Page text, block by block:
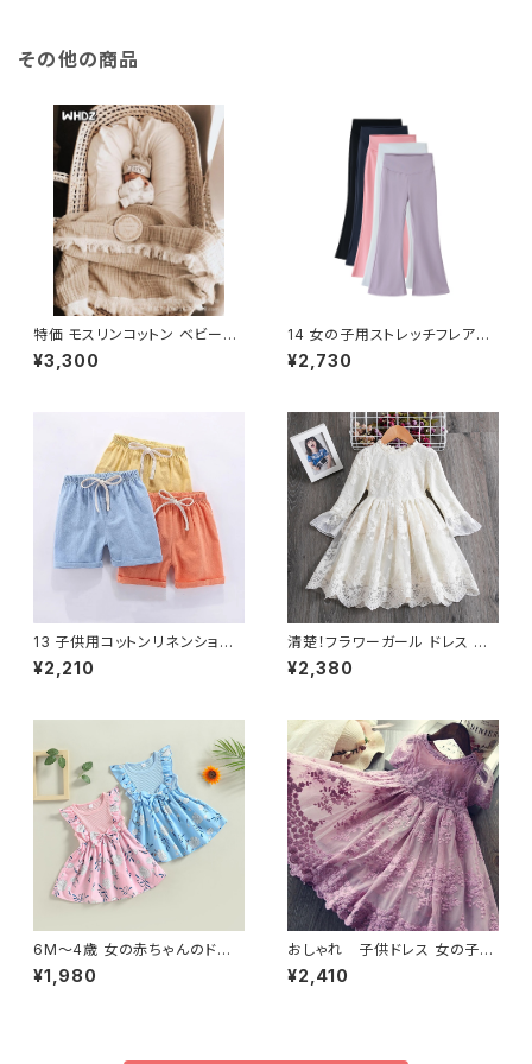
その他の商品
特価 モスリンコットン ベビーブ
ランケット フリンジ テルブランケ
ットおくるみ ワープベッド ベビ
¥3,300
14 女の子用ストレッチフレアパ
ンツ 春秋向け
¥2,730
13 子供用コットンリネンショー
トパンツ 2～10歳
¥2,210
清楚！フラワーガール ドレス 春
長袖 子供服 誕生日 パーティー
ベビースクールウェア 刺繍
¥2,380
6M〜4歳 女の赤ちゃんのドレ
ス クルーネック 花柄 蝶ネクタ
イ 夏服 かわいい おしゃれ
¥1,980
おしゃれ 子供ドレス 女の子用
4 6 8 10 歳 子供パーティー イ
ブニング ガウン 女の赤ちゃんの
¥2,410